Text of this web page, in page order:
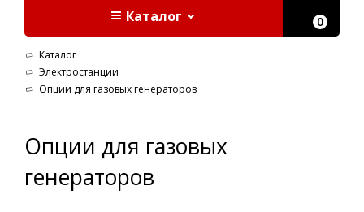
Каталог 0
Каталог
Электростанции
Опции для газовых генераторов
Опции для газовых
генераторов